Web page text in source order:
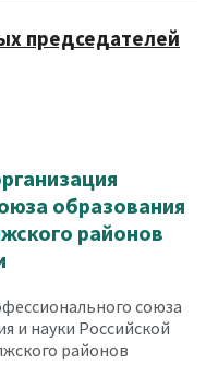
председателей
образования
районов
союза
и науки Российской
районов